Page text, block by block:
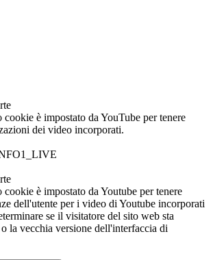
cookie è impostato da YouTube per tenere
dei video incorporati.
cookie è impostato da Youtube per tenere
dell'utente per i video di Youtube incorporati
se il visitatore del sito web sta
la vecchia versione dell'interfaccia di